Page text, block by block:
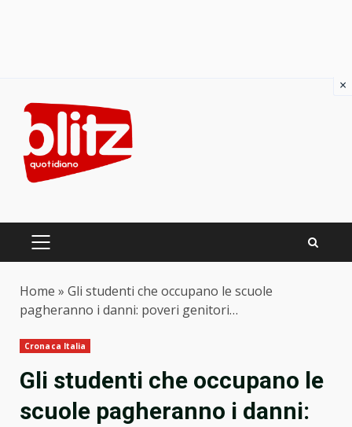
content
PRIMARY
Home » Gli studenti che occupano le scuole
pagheranno i danni: poveri genitori…
Cronaca Italia
Gli studenti che occupano le
scuole pagheranno i danni:
×